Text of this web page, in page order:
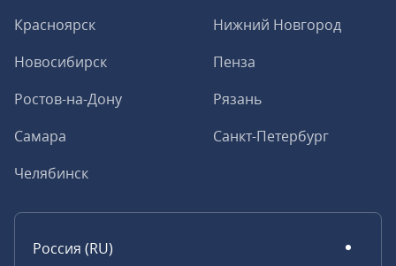
Красноярск
Нижний Новгород
Новосибирск
Пенза
Ростов-на-Дону
Рязань
Самара
Санкт-Петербург
Челябинск
Россия (RU)